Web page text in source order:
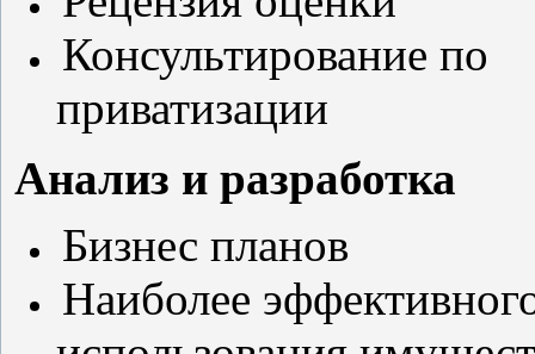
Консультирование по
приватизации
Анализ и разработка
Бизнес планов
Наиболее